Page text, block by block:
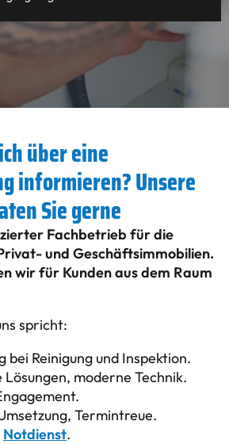
über eine
informieren? Unsere
Sie gerne
Fachbetrieb für die
und Geschäftsimmobilien.
wir für Kunden aus dem Raum
spricht:
bei Reinigung und Inspektion.
moderne Technik.
Termintreue.
Notdienst.